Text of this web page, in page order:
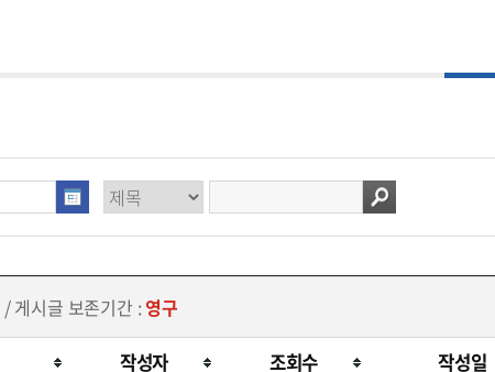
/ 게시글 보존기간 :영구
작성자 조회수 작성일